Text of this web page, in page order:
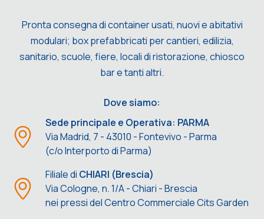
Pronta consegna di container usati, nuovi e abitativi
modulari; box prefabbricati per cantieri, edilizia,
sanitario, scuole, fiere, locali di ristorazione, chiosco
bar e tanti altri.
Dove siamo:
Sede principale e Operativa: PARMA
Via Madrid, 7 - 43010 - Fontevivo - Parma
(c/o Interporto di Parma)
Filiale di CHIARI (Brescia)
Via Cologne, n. 1/A - Chiari - Brescia
nei pressi del Centro Commerciale Cits Garden